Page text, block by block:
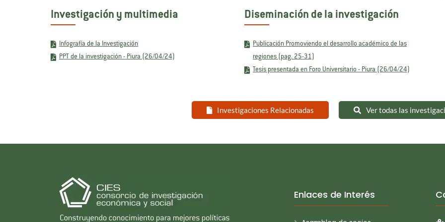
Investigación y multimedia
Infografía de la Investigación
PPT de la investigación - Piura (26/04/24)
Diseminación de la investigación
Publicación Promoviendo el desarrollo académico de las
regiones (pag. 25-31)
Tesis presentada en Foro Universitario - Piura (26/04/24)
Investigaciones Relacionadas Ver todas las
Enlaces de Interés